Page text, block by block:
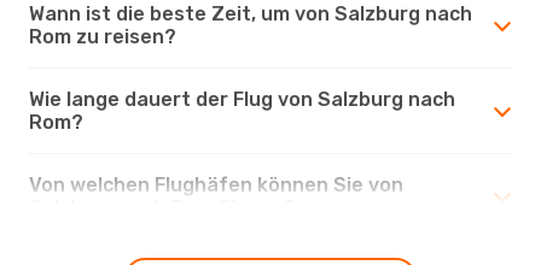
Wann ist die beste Zeit, um von Salzburg nach
Rom zu reisen?
Wie lange dauert der Flug von Salzburg nach
Rom?
Von welchen Flughäfen können Sie von